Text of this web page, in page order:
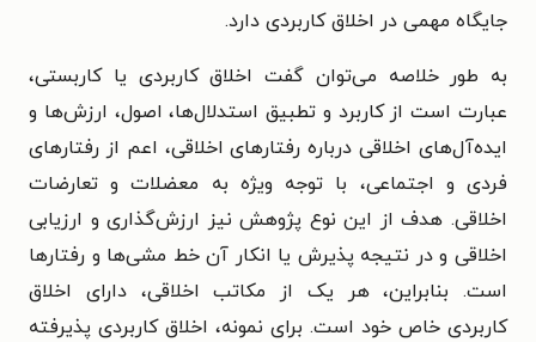
جایگاه مهمی در اخلاق کاربردی دارد.
به طور خلاصه می‌توان گفت اخلاق کاربردی یا کاربستی،
عبارت است از کاربرد و تطبیق استدلال‌ها، اصول، ارزش‌ها و
ایده‌آل‌های اخلاقی درباره رفتارهای اخلاقی، اعم از رفتارهای
فردی و اجتماعی، با توجه ویژه به معضلات و تعارضات
اخلاقی. هدف از این نوع پژوهش نیز ارزش‌گذاری و ارزیابی
اخلاقی و در نتیجه پذیرش یا انکار آن خط مشی‌ها و رفتارها
است. بنابراین، هر یک از مکاتب اخلاقی، دارای اخلاق
کاربردی خاص خود است. برای نمونه، اخلاق کاربردی پذیرفته